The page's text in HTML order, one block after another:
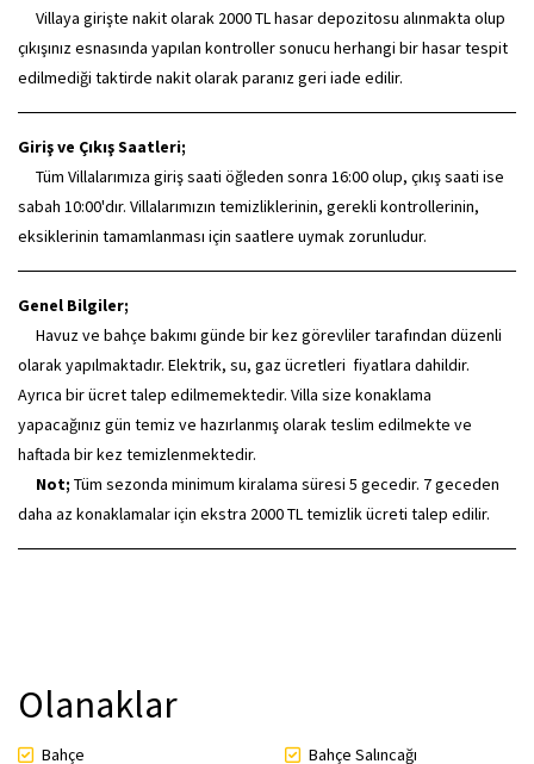
Villaya girişte nakit olarak 2000 TL hasar depozitosu alınmakta olup
çıkışınız esnasında yapılan kontroller sonucu herhangi bir hasar tespit
edilmediği taktirde nakit olarak paranız geri iade edilir.
Giriş ve Çıkış Saatleri;
Tüm Villalarımıza giriş saati öğleden sonra 16:00 olup, çıkış saati ise
sabah 10:00'dır. Villalarımızın temizliklerinin, gerekli kontrollerinin,
eksiklerinin tamamlanması için saatlere uymak zorunludur.
Genel Bilgiler;
Havuz ve bahçe bakımı günde bir kez görevliler tarafından düzenli
olarak yapılmaktadır. Elektrik, su, gaz ücretleri fiyatlara dahildir.
Ayrıca bir ücret talep edilmemektedir. Villa size konaklama
yapacağınız gün temiz ve hazırlanmış olarak teslim edilmekte ve
haftada bir kez temizlenmektedir.
Not; Tüm sezonda minimum kiralama süresi 5 gecedir. 7 geceden
daha az konaklamalar için ekstra 2000 TL temizlik ücreti talep edilir.
Olanaklar
Bahçe Bahçe Salıncağı